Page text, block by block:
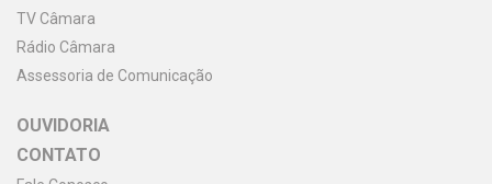
TV Câmara
Rádio Câmara
Assessoria de Comunicação
OUVIDORIA
CONTATO